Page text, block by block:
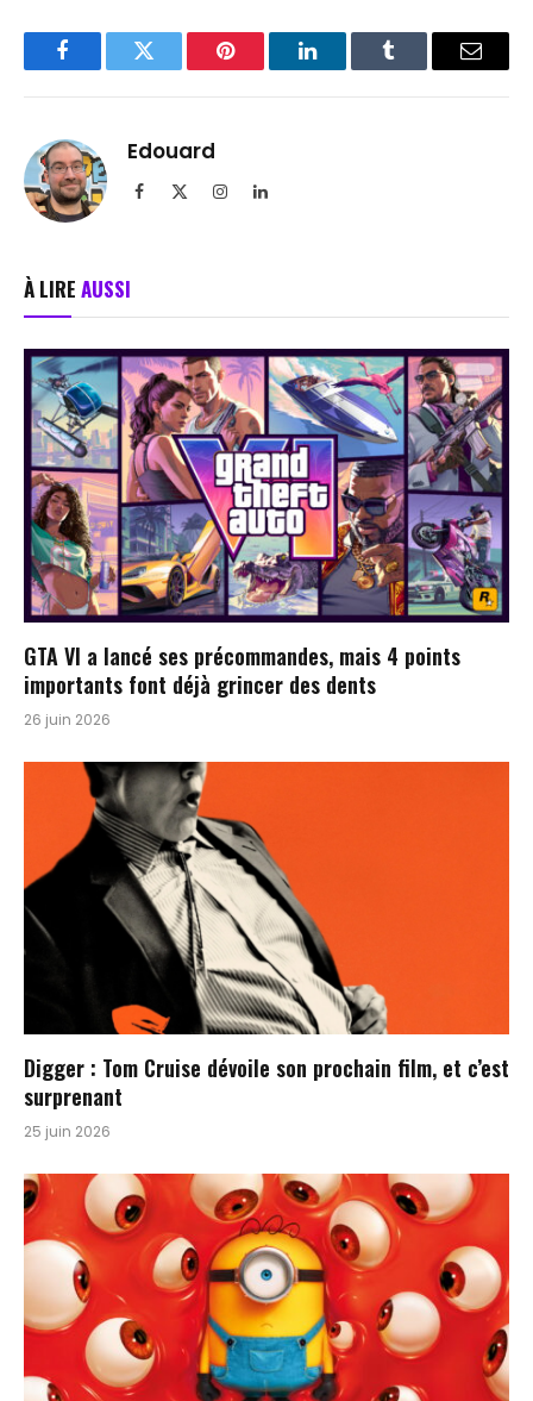
FacebookTwitter Pinterest LinkedInTumblr Email
Edouard
Facebook InstagramLinkedIn
À LIRE AUSSI
GTA VI a lancé ses précommandes, mais 4 points
importants font déjà grincer des dents
26 juin 2026
Digger : Tom Cruise dévoile son prochain film, et c’est
surprenant
25 juin 2026